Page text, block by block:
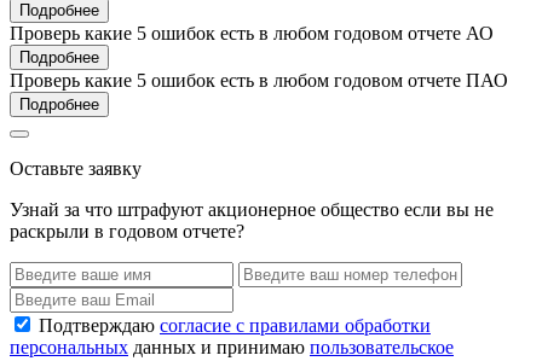
Подробнее
Проверь какие 5 ошибок есть в любом годовом отчете АО
Подробнее
Проверь какие 5 ошибок есть в любом годовом отчете ПАО
Подробнее
Оставьте заявку
Узнай за что штрафуют акционерное общество если вы не
раскрыли в годовом отчете?
Подтверждаю согласие с правилами обработки
персональных данных и принимаю пользовательское